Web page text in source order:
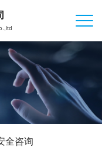
全咨询